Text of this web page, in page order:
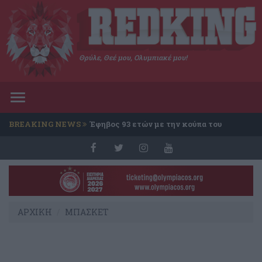
Θρύλε, Θεέ μου, Ολυμπιακέ μου!
Toggle
BREAKING NEWS Έφηβος 93 ετών με την κούπα του
ΑΡΧΙΚΗ ΜΠΑΣΚΕΤ